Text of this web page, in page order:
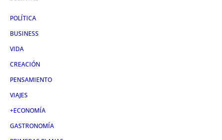
POLÍTICA
BUSINESS
VIDA
CREACIÓN
PENSAMIENTO
VIAJES
+ECONOMÍA
GASTRONOMÍA